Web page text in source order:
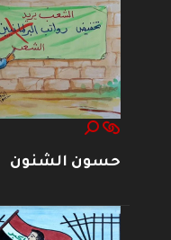
حسون الشنون